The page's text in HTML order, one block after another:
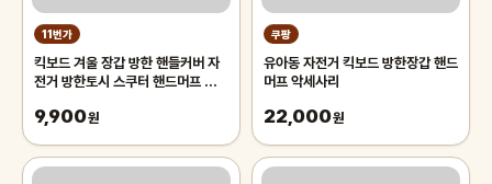
11번가
킥보드 겨울 장갑 방한 핸들커버 자
전거 방한토시 스쿠터 핸드머프 퀵보
9,900원
쿠팡
유아동 자전거 킥보드 방한장갑 핸드
머프 악세사리
22,000원